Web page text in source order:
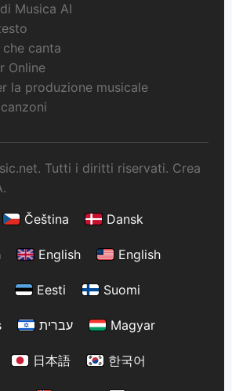
Musica AI
canta
Online
la produzione musicale
Tutti i diritti riservati. Crea
Čeština Dansk
English English
Eesti Suomi
עברית Magyar
日本語 한국어